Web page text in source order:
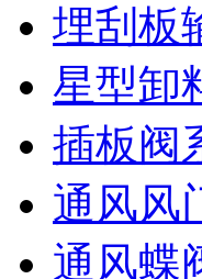
埋刮板
星型卸
插板阀
通风风
通风蝶